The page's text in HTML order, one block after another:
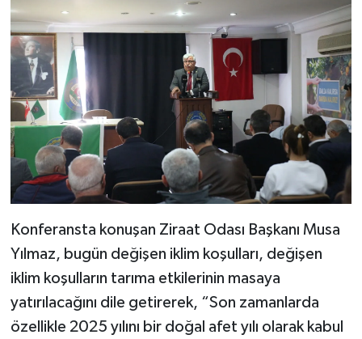
Konferansta konuşan Ziraat Odası Başkanı Musa
Yılmaz, bugün değişen iklim koşulları, değişen
iklim koşulların tarıma etkilerinin masaya
yatırılacağını dile getirerek, “Son zamanlarda
özellikle 2025 yılını bir doğal afet yılı olarak kabul